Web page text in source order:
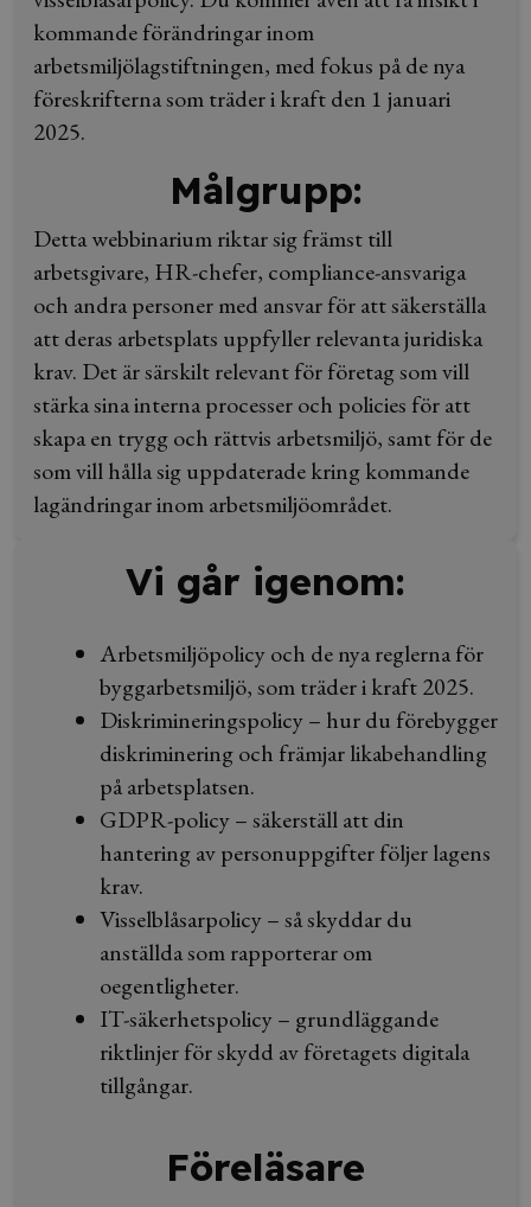
kommande förändringar inom
arbetsmiljölagstiftningen, med fokus på de nya
föreskrifterna som träder i kraft den 1 januari
2025.
Målgrupp:
Detta webbinarium riktar sig främst till
arbetsgivare, HR-chefer, compliance-ansvariga
och andra personer med ansvar för att säkerställa
att deras arbetsplats uppfyller relevanta juridiska
krav. Det är särskilt relevant för företag som vill
stärka sina interna processer och policies för att
skapa en trygg och rättvis arbetsmiljö, samt för de
som vill hålla sig uppdaterade kring kommande
lagändringar inom arbetsmiljöområdet.
Vi går igenom:
Arbetsmiljöpolicy och de nya reglerna för
byggarbetsmiljö, som träder i kraft 2025.
Diskrimineringspolicy – hur du förebygger
diskriminering och främjar likabehandling
på arbetsplatsen.
GDPR-policy – säkerställ att din
hantering av personuppgifter följer lagens
krav.
Visselblåsarpolicy – så skyddar du
anställda som rapporterar om
oegentligheter.
IT-säkerhetspolicy – grundläggande
riktlinjer för skydd av företagets digitala
tillgångar.
Föreläsare